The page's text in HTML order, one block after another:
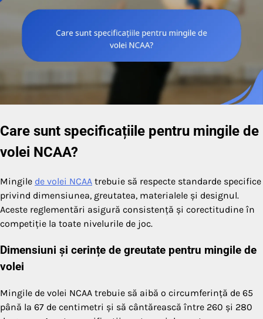
Care sunt specificațiile pentru mingile de
volei NCAA?
Mingile de volei NCAA trebuie să respecte standarde specifice
privind dimensiunea, greutatea, materialele și designul.
Aceste reglementări asigură consistență și corectitudine în
competiție la toate nivelurile de joc.
Dimensiuni și cerințe de greutate pentru mingile de
volei
Mingile de volei NCAA trebuie să aibă o circumferință de 65
până la 67 de centimetri și să cântărească între 260 și 280